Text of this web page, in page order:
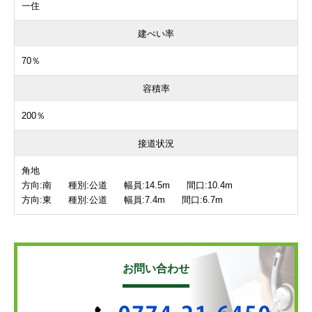
一住
建ぺい率
70％
容積率
200％
接道状況
角地
方向:南 種別:公道 幅員:14.5m 間口:10.4m
方向:東 種別:公道 幅員:7.4m 間口:6.7m
お問い合わせ